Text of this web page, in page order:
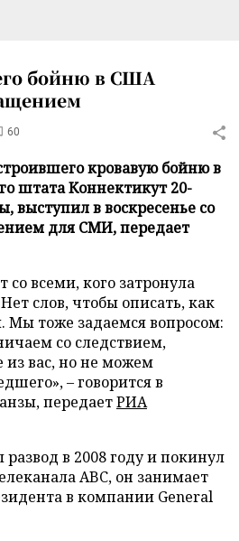
бойню в США
60
кровавую бойню в
штата Коннектикут 20-
выступил в воскресенье со
для СМИ, передает
со всеми, кого затронула
слов, чтобы описать, как
Мы тоже задаемся вопросом:
со следствием,
из вас, но не можем
– говорится в
передаетРИА
в 2008 году и покинул
ABC, он занимает
в компании General